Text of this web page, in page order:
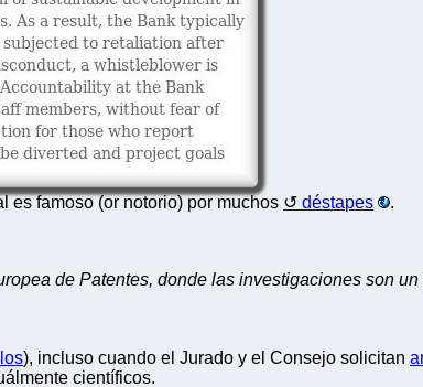
es famoso (or notorio) por muchos déstapes .
de Patentes, donde las investigaciones son
), incluso cuando el Jurado y el Consejo solicitan
científicos.